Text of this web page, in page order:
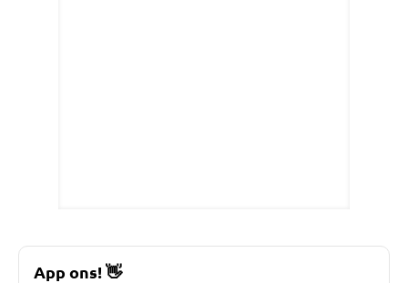
App ons!👋